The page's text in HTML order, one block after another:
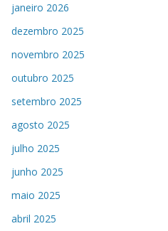
janeiro 2026
dezembro 2025
novembro 2025
outubro 2025
setembro 2025
agosto 2025
julho 2025
junho 2025
maio 2025
abril 2025